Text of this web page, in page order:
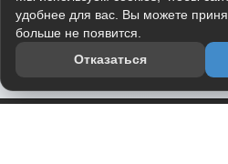
удобнее для вас. Вы можете
больше не появится.
Отказаться